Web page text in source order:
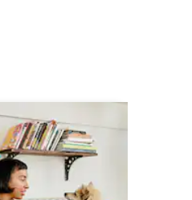
ya 5, tathmini 6